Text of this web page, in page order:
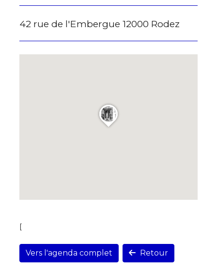
* Champ obligatoire
42 rue de l'Embergue 12000 Rodez
[
Vers l'agenda complet Retour